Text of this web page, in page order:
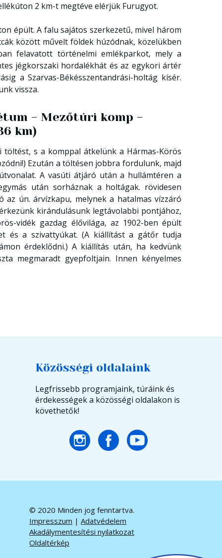
2 km-t megtéve elérjük Furugyot.
épült. A falu sajátos szerkezetű, mivel három
között művelt földek húzódnak, közelükben
felavatott történelmi emlékparkot, mely a
jégkorszaki hordalékhát és az egykori ártér
a Szarvas-Békésszentandrási-holtág kísér.
vissza.
- Mezőtúri komp -
km)
s a komppal átkelünk a Hármas-Körös
Ezután a töltésen jobbra fordulunk, majd
A vasúti átjáró után a hullámtéren a
után sorháznak a holtágak. rövidesen
ún. árvízkapu, melynek a hatalmas vízzáró
kirándulásunk legtávolabbi pontjához,
vidék gazdag élővilága, az 1902-ben épült
és a szivattyúkat. (A kiállítást a gátőr tudja
érdeklődni.) A kiállítás után, ha kedvünk
megmaradt gyepfoltjain. Innen kényelmes
Közösségi oldalaink
Legfrissebb programjaink, túráink és
érdekességek a közösségi oldalakon is
követhetők!
© 2020 Minden jog fenntartva.
Impresszum |Adatvédelem
Akadálymentesítési nyilatkozat
Oldaltérkép